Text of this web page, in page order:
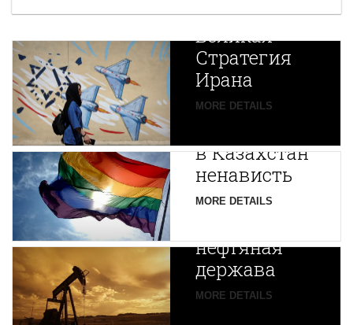
Новая
Великая
Стратегия
Ирана
MORE DETAILS
Путин
в Казахстан
ненависть
MORE DETAILS
Центральной
Азии
зарождается
нефтяная
держава
MORE DETAILS